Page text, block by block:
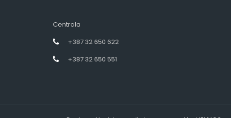
Centrala
+387 32 650 622
+387 32 650 551